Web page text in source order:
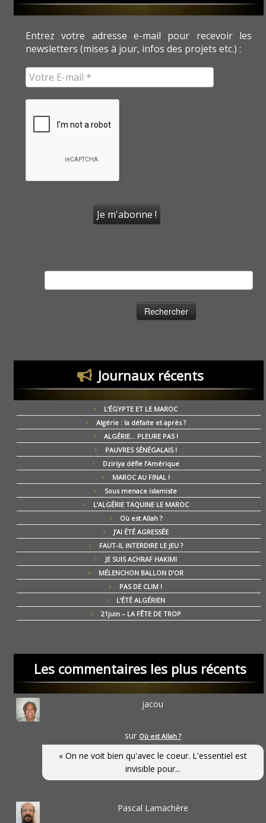
Entrez votre adresse e-mail pour recevoir les
newsletters (mises à jour, infos des projets etc.) :
Journaux récents
L’ÉGYPTE ET LE MAROC
Algérie : la défaite et après ?
ALGÉRIE… PLEURE PAS !
PAUVRES SÉNÉGALAIS !
Dziriya défie l’Amérique
MAROC AU FINAL !
Sous menace islamiste
L’ALGÉRIE TAQUINE LE MAROC
Où est Allah ?
J’AI ÉTÉ AGRESSÉE
FAUT-IL INTERDIRE LE JEU ?
JE SUIS ACHRAF HAKIMI
MÉLENCHON BALLON D’OR
PAS DE CLIM !
L’ÉTÉ ALGÉRIEN
21juin – LA FÊTE DE TROP
Les commentaires les plus récents
jacou
sur Où est Allah ?
« On ne voit bien qu'avec le coeur. L'essentiel est
invisible pour...
Pascal Lamachère